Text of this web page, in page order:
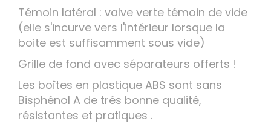
Témoin latéral : valve verte témoin de vide
(elle s'incurve vers l'intérieur lorsque la
boite est suffisamment sous vide)
Grille de fond avec séparateurs offerts !
Les boîtes en plastique ABS sont sans
Bisphénol A de trés bonne qualité,
résistantes et pratiques .